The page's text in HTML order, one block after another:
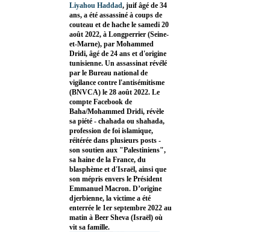
Liyahou Haddad, juif âgé de 34
ans, a été assassiné à coups de
couteau et de hache le samedi 20
août 2022, à Longperrier (Seine-
et-Marne), par Mohammed
Dridi, âgé de 24 ans et d'origine
tunisienne. Un assassinat révélé
par le Bureau national de
vigilance contre l'antisémitisme
(BNVCA) le 28 août 2022. Le
compte Facebook de
Baha/Mohammed Dridi, révèle
sa piété - chahada ou shahada,
profession de foi islamique,
réitérée dans plusieurs posts -
son soutien aux "Palestiniens",
sa haine de la France, du
blasphème et d'Israël, ainsi que
son mépris envers le Président
Emmanuel Macron. D’origine
djerbienne, la victime a été
enterrée le 1er septembre 2022 au
matin à Beer Sheva (Israël) où
vit sa famille.